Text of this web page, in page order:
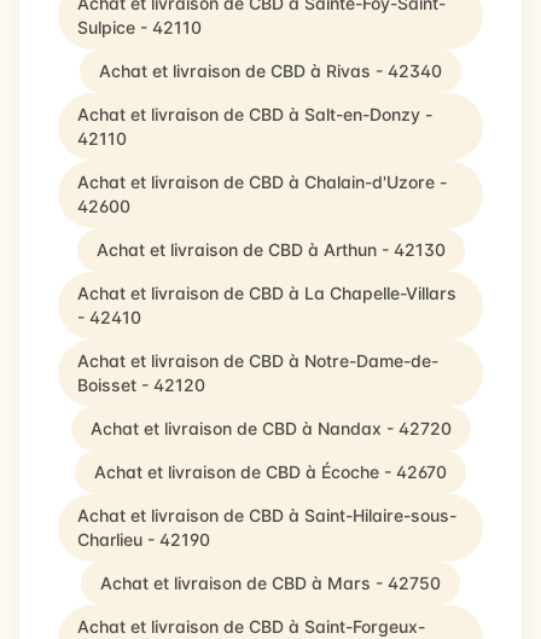
Sulpice - 42110
Achat et livraison de CBD à Rivas - 42340
Achat et livraison de CBD à Salt-en-Donzy -
42110
Achat et livraison de CBD à Chalain-d'Uzore -
42600
Achat et livraison de CBD à Arthun - 42130
Achat et livraison de CBD à La Chapelle-Villars
- 42410
Achat et livraison de CBD à Notre-Dame-de-
Boisset - 42120
Achat et livraison de CBD à Nandax - 42720
Achat et livraison de CBD à Écoche - 42670
Achat et livraison de CBD à Saint-Hilaire-sous-
Charlieu - 42190
Achat et livraison de CBD à Mars - 42750
Achat et livraison de CBD à Saint-Forgeux-